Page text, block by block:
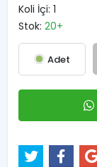
Koli İçi: 1
Stok: 20+
Adet